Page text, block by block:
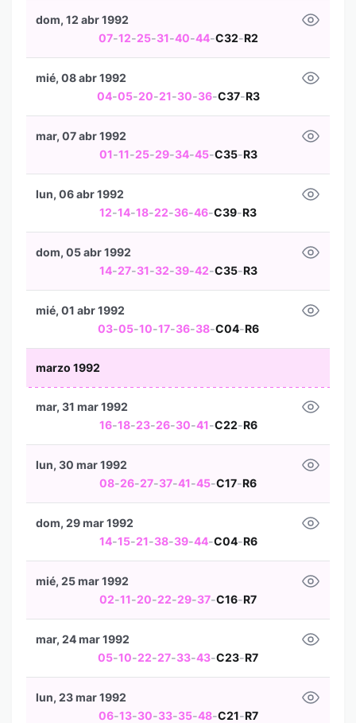
07-12-25-31-40-44-C32-R2
dom, 12 abr 1992
04-05-20-21-30-36-C37-R3
mié, 08 abr 1992
01-11-25-29-34-45-C35-R3
mar, 07 abr 1992
12-14-18-22-36-46-C39-R3
lun, 06 abr 1992
14-27-31-32-39-42-C35-R3
dom, 05 abr 1992
03-05-10-17-36-38-C04-R6
mié, 01 abr 1992
marzo 1992
16-18-23-26-30-41-C22-R6
mar, 31 mar 1992
08-26-27-37-41-45-C17-R6
lun, 30 mar 1992
14-15-21-38-39-44-C04-R6
dom, 29 mar 1992
02-11-20-22-29-37-C16-R7
mié, 25 mar 1992
05-10-22-27-33-43-C23-R7
mar, 24 mar 1992
06-13-30-33-35-48-C21-R7
lun, 23 mar 1992